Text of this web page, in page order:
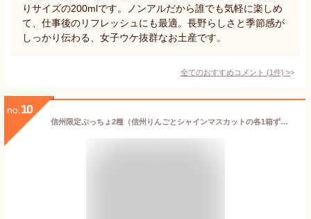
りサイズの200mlです。ノンアルだから誰でも気軽に楽しめ
て、仕事後のリフレッシュにも最適。長野らしさと季節感が
しっかり伝わる、女子ウケ抜群なお土産です。
全てのおすすめコメント (1件) >
no. 10
信州限定ぷっちょ2種（信州りんごとシャインマスカットの各1箱ずつ） (1箱ずつ)